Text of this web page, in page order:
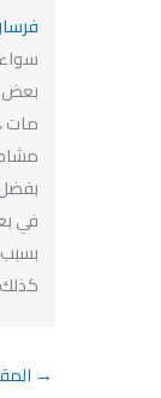
فرسان
سواء
بعض
مات ،
مشاكلك
بفضل
في بعض
بسبب
كذلك –
المقالة